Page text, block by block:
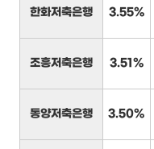
한화저축은행 3.55%
조흥저축은행 3.51%
동양저축은행 3.50%